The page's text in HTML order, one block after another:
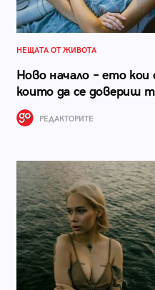
НЕЩАТА ОТ ЖИВОТА
Ново начало – ето
които да се довериш
РЕДАКТОРИТЕ